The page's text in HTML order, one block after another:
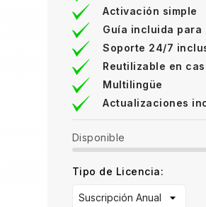
Activación simple
Guía incluida para
Soporte 24/7
Reutilizable en
Multilingüe
Actualizaciones
Disponible
Tipo de Licencia: